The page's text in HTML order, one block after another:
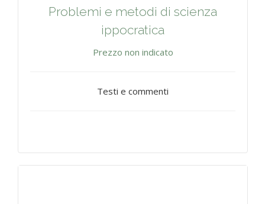
Problemi e metodi di scienza
ippocratica
Prezzo non indicato
Testi e commenti